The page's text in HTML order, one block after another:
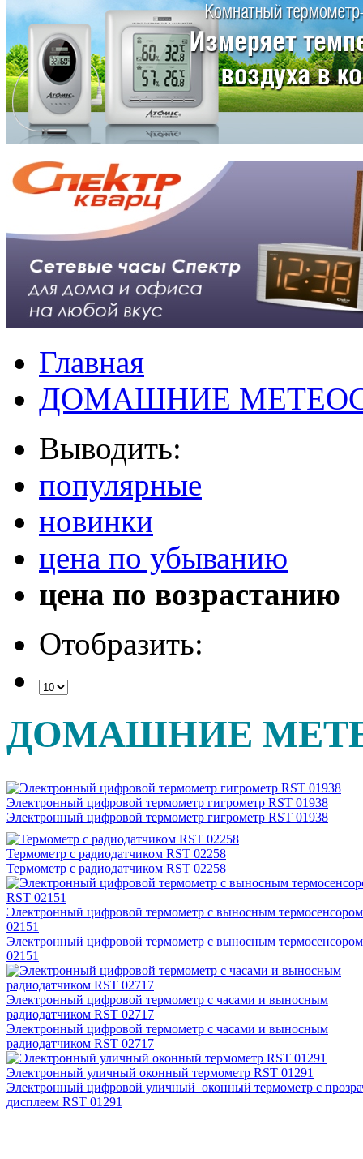
Главная
ДОМАШНИЕ
Выводить:
популярные
новинки
цена по убыванию
цена по возрастанию
Отобразить:
ДОМАШНИЕ
Электронный цифровой термометр гигрометр RST 01938
Электронный цифровой термометр гигрометр RST 01938
Термометр с радиодатчиком RST 02258
Термометр с радиодатчиком RST 02258
Электронный цифровой термометр с выносным
02151
Электронный цифровой термометр с выносным
02151
Электронный цифровой термометр с часами и выносным
радиодатчиком RST 02717
Электронный цифровой термометр с часами и выносным
радиодатчиком RST 02717
Электронный уличный оконный термометр RST 01291
Электронный цифровой уличный оконный термометр с
дисплеем RST 01291